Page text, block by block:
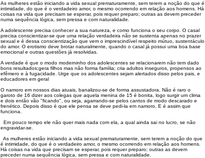
As mulheres estão iniciando a vida sexual prematuramente, sem terem a noção do que é
intimidade, do que é o verdadeiro amor, o mesmo ocorrendo em relação aos homens. Há
coisas na vida que precisam se esperar, pois requer preparo; outras as devem preceder
numa sequência lógica, sem pressa e com naturalidade.
A adolescente precisa conhecer a sua natureza, e como funciona o seu corpo. O casal
precisa conscientizar-se que uma relação verdadeira não se sustenta apenas no prazer
sexual e é dessa conscientização que vem o imprescindível respeito mútuo, sustentáculo
do amor. O erotismo deve brotar naturalmente, quando o casal já possui uma boa base
emocional e outras questões já resolvidas.
A verdade é que o modo moderninho dos adolescentes se relacionarem não tem dado
bons resultados;gera filhos mas não forma família; cria adultos inseguros, propensos ao
efêmero e à fugacidade. Urge que os adolescentes sejam alertados disso pelos pais, e
educadores em geral
O namoro em nossos dias atuais, banalizou-se de forma assustadora. Não é raro o
garoto de 16 dizer aos colegas que aquela menina de 15 é bonita, logo surgir um clima
e dois então vão "ficando", ou seja, agarrando-se pelos cantos de modo descarado e
frenético. Depois disso é que ele pensa se deve pedi-la em namoro. E é assim que
funciona.
Em pouco tempo ele não quer mais nada com ela, a qual ainda sai no lucro, se não
engravidar-se.
As mulheres estão iniciando a vida sexual prematuramente, sem terem a noção do que
é intimidade, do que é o verdadeiro amor, o mesmo ocorrendo em relação aos homens.
Há coisas na vida que precisam se esperar, pois requer preparo; outras as devem
preceder numa sequência lógica, sem pressa e com naturalidade.